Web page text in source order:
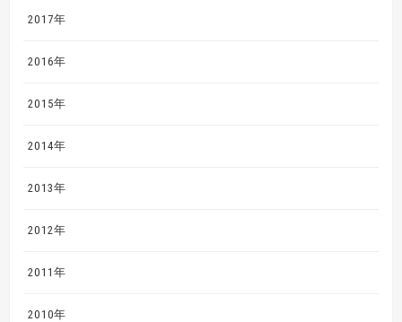
2017年
2016年
2015年
2014年
2013年
2012年
2011年
2010年